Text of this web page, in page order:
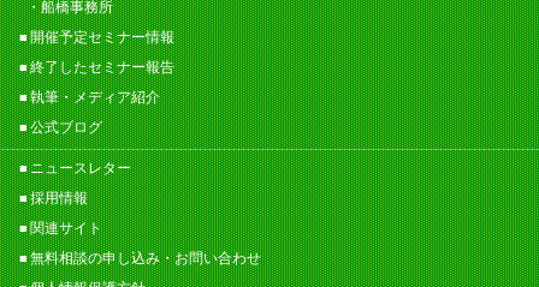
船橋事務所
開催予定セミナー情報
終了したセミナー報告
執筆・メディア紹介
公式ブログ
ニュースレター
採用情報
関連サイト
無料相談の申し込み・お問い合わせ